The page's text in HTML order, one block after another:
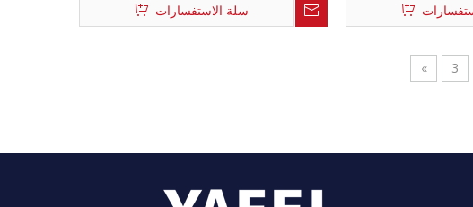
سلة الاستفسارات
3
»